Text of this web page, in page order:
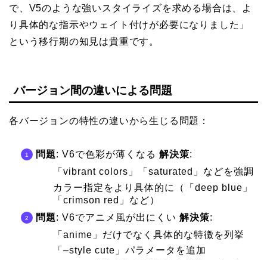
で、V5のような強いスタイライズを求める場合は、よ
り具体的な指示やウェイト付けが必要になりました」
という移行期の知見は貴重です。
バージョン間の違いによる問題
各バージョンの特性の違いから生じる問題：
問題: V6で色彩が薄くなる 解決策:
「vibrant colors」「saturated」などを強調
カラー指定をより具体的に（「deep blue」
「crimson red」など）
問題: V6でアニメ風が出にくい 解決策:
「anime」だけでなく具体的な特徴を列挙
「–style cute」パラメータを追加